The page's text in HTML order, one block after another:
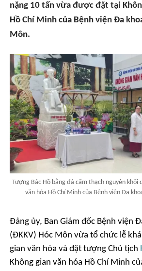
nặng 10 tấn vừa được đặt tại
Hồ Chí Minh của Bệnh viện Đa
Môn.
Tượng Bác Hồ bằng đá cẩm thạch nguyên
văn hóa Hồ Chí Minh của Bệnh viện Đa
Đảng ủy, Ban Giám đốc Bệnh viện
(ĐKKV) Hóc Môn vừa tổ chức lễ
gian văn hóa và đặt tượng Chủ tịch
Không gian văn hóa Hồ Chí Minh